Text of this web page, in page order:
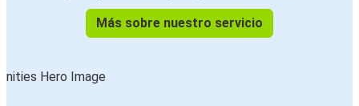
Más sobre nuestro servicio